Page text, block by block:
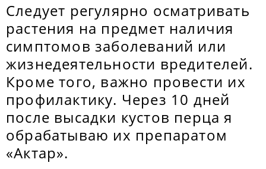
Следует регулярно осматривать
растения на предмет наличия
симптомов заболеваний или
жизнедеятельности вредителей.
Кроме того, важно провести их
профилактику. Через 10 дней
после высадки кустов перца я
обрабатываю их препаратом
«Актар».